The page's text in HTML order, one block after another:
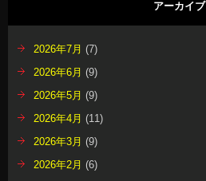
アーカイブ
2026年7月 (7)
2026年6月 (9)
2026年5月 (9)
2026年4月 (11)
2026年3月 (9)
2026年2月 (6)